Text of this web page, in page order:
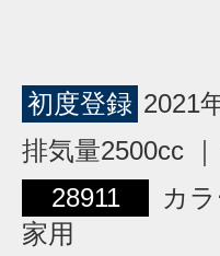
初度登録 2021
排気量2500cc
28911
カ
家用